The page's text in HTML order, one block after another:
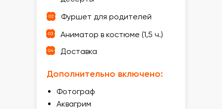
Дополнительно включено:
Аниматор в костюме (1,5 ч.)
Доставка
Фотограф
Аквагрим
Фуршет для родителей